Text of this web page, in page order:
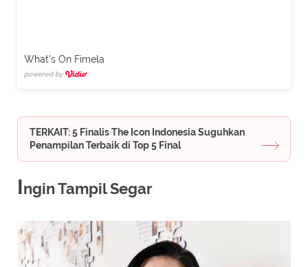
What's On Fimela
powered by
TERKAIT: 5 Finalis The Icon Indonesia Suguhkan
Penampilan Terbaik di Top 5 Final
Ingin Tampil Segar